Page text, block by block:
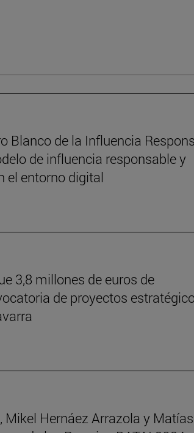
Blanco de la Influencia
de influencia responsable y
el entorno digital
3,8 millones de euros de
de proyectos
Mikel Hernáez Arrazola y Matías